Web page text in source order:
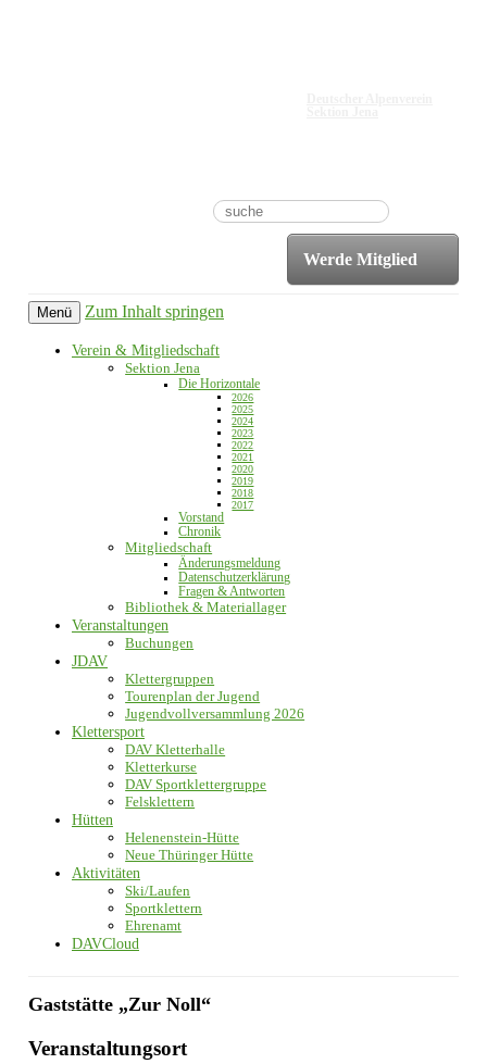
Werde Mitglied
Menü Zum Inhalt springen
Verein & Mitgliedschaft
Sektion Jena
Die Horizontale
2026
2025
2024
2023
2022
2021
2020
2019
2018
2017
Vorstand
Chronik
Mitgliedschaft
Änderungsmeldung
Datenschutzerklärung
Fragen & Antworten
Bibliothek & Materiallager
Veranstaltungen
Buchungen
JDAV
Klettergruppen
Tourenplan der Jugend
Jugendvollversammlung 2026
Klettersport
DAV Kletterhalle
Kletterkurse
DAV Sportklettergruppe
Felsklettern
Hütten
Helenenstein-Hütte
Neue Thüringer Hütte
Aktivitäten
Ski/Laufen
Sportklettern
Ehrenamt
DAVCloud
Gaststätte „Zur Noll“
Veranstaltungsort